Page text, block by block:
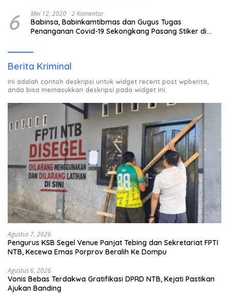
6 Mei 12, 2020 2 Komentar
Babinsa, Babinkamtibmas dan Gugus Tugas
Penanganan Covid-19 Sekongkang Pasang Stiker di
Berita Kriminal
Ini adalah contoh deskripsi untuk widget recent post wpberita,
anda bisa memasukkan deskripsi pada widget ini.
Agustus 7, 2026
Pengurus KSB Segel Venue Panjat Tebing dan Sekretariat FPTI
NTB, Kecewa Emas Porprov Beralih Ke Dompu
Agustus 6, 2026
Vonis Bebas Terdakwa Gratifikasi DPRD NTB, Kejati Pastikan
Ajukan Banding